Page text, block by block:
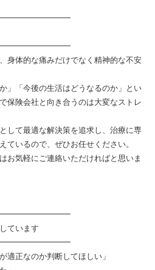
身体的な痛みだけでなく精神的な不安
」「今後の生活はどうなるのか」とい
保険会社と向き合うのは大変なストレ
して最適な解決策を追求し、治療に専
ているので、ぜひお任せください。
お気軽にご連絡いただければと思いま
ています
適正なのか判断してほしい」